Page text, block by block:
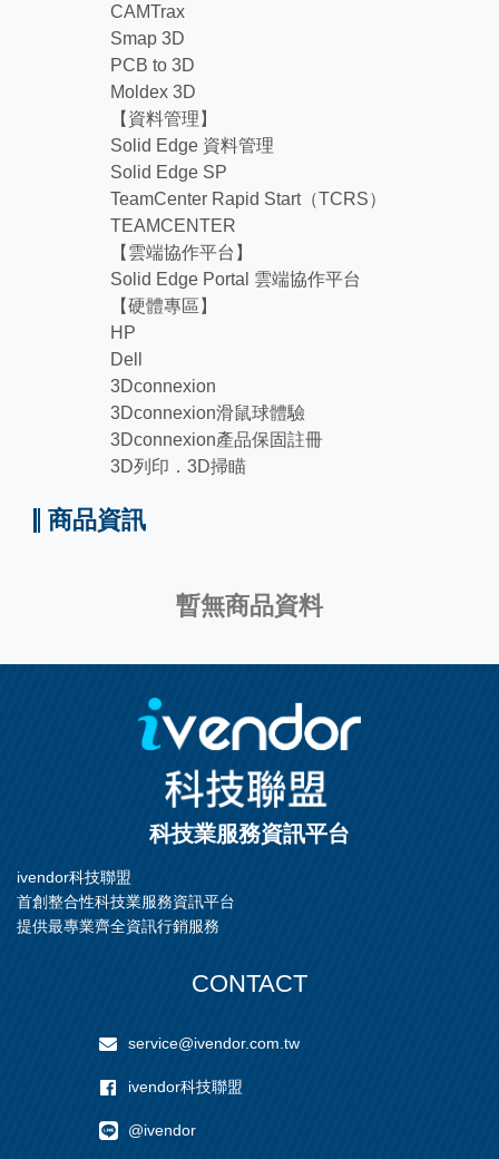
CAMTrax
Smap 3D
PCB to 3D
Moldex 3D
【資料管理】
Solid Edge 資料管理
Solid Edge SP
TeamCenter Rapid Start（TCRS）
TEAMCENTER
【雲端協作平台】
Solid Edge Portal 雲端協作平台
【硬體專區】
HP
Dell
3Dconnexion
3Dconnexion滑鼠球體驗
3Dconnexion產品保固註冊
3D列印．3D掃瞄
商品資訊
暫無商品資料
科技業服務資訊平台
ivendor科技聯盟
首創整合性科技業服務資訊平台
提供最專業齊全資訊行銷服務
CONTACT
service@ivendor.com.tw
ivendor科技聯盟
@ivendor